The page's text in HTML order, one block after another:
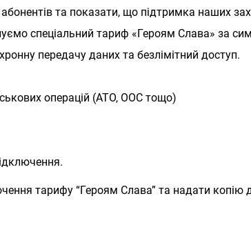
та показати, що підтримка наших
спеціальний тариф «Героям Слава» за
передачу даних та безлімітний доступ.
операцій (АТО, ООС тощо)
тарифу “Героям Слава” та надати